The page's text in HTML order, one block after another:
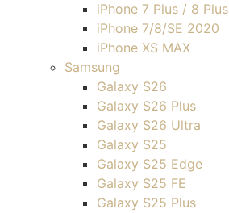
iPhone 7 Plus / 8 Plus
iPhone 7/8/SE 2020
iPhone XS MAX
Samsung
Galaxy S26
Galaxy S26 Plus
Galaxy S26 Ultra
Galaxy S25
Galaxy S25 Edge
Galaxy S25 FE
Galaxy S25 Plus